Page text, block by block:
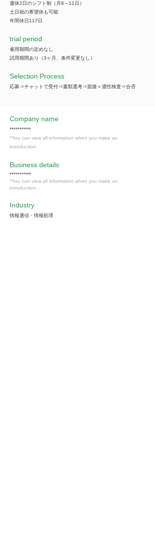
週休2日のシフト制（月8～11日）
土日祝の希望休も可能
年間休日117日
trial period
雇用期間の定めなし
試用期間あり（3ヶ月、条件変更なし）
Selection Process
応募⇒チャットで受付⇒書類選考⇒面接＋適性検査⇒合否
Company name
***********
*You can view all information when you make an
introduction.
​Business details
***********
*You can view all information when you make an
introduction.
Industry
情報通信・情報処理